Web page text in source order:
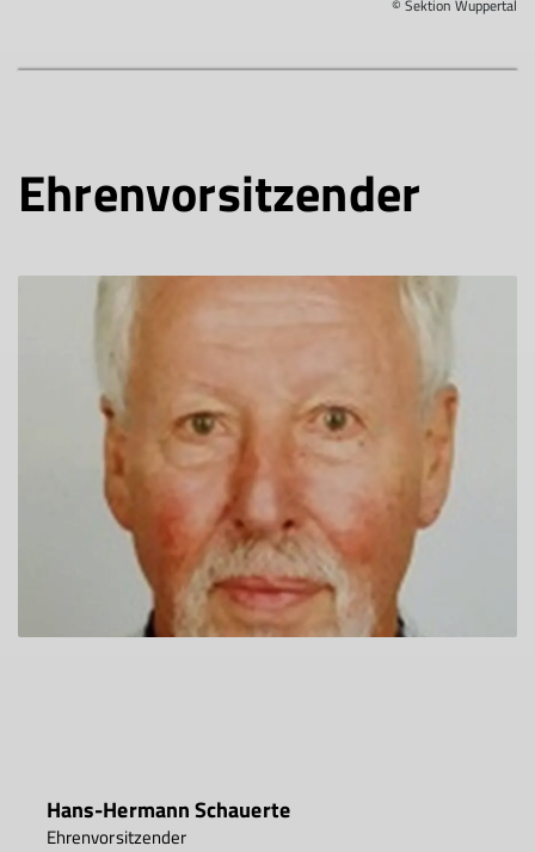
© Sektion Wuppertal
Ehrenvorsitzender
Hans-Hermann Schauerte
Ehrenvorsitzender